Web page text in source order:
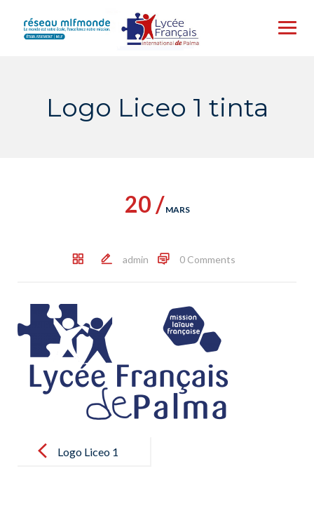
content
Logo Liceo 1 tinta
20 / MARS
admin 0 Comments
navigationLogo Liceo 1